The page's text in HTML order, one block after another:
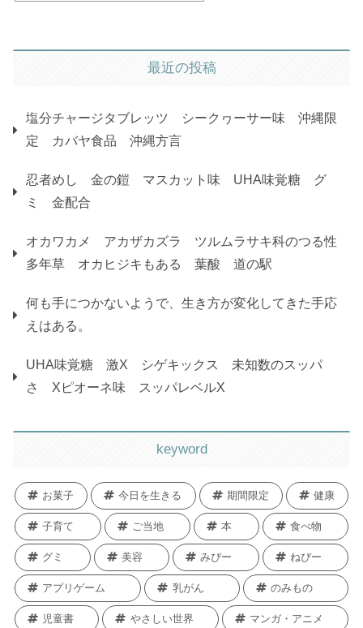
最近の投稿
塩分チャージタブレッツ シークヮーサー味 沖縄限
定 カバヤ食品 沖縄方言
忍者めし 金の鎧 マスカット味 UHA味覚糖 グ
ミ 金配合
オカワカメ アカザカズラ ツルムラサキ科のつる性
多年草 オカヒジキもある 葉酸 道の駅
何も手につかないようで、生き方が変化してきた手応
えはある。
UHA味覚糖 激X シゲキックス 未知数のスッパ
さ Xピオーネ味 スッパレベルX
keyword
お菓子 今日を生きる 期間限定 健康
子育て ご当地 本 食べ物
グミ 美容 みぴー ねぴー
アプリゲーム 乳がん のみもの
児童書 やさしい世界 マンガ・アニメ